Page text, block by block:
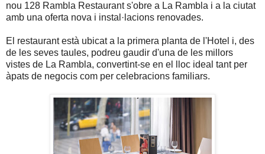
nou 128 Rambla Restaurant s'obre a La Rambla i a la ciutat
amb una oferta nova i instal·lacions renovades.
El restaurant està ubicat a la primera planta de l'Hotel i, des
de les seves taules, podreu gaudir d'una de les millors
vistes de La Rambla, convertint-se en el lloc ideal tant per
àpats de negocis com per celebracions familiars.